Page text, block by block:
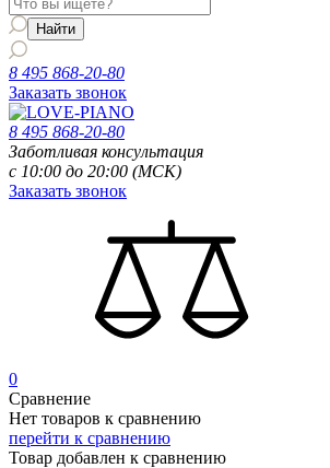
8 495 868-20-80
Заказать звонок
8 495 868-20-80
Заботливая консультация
с 10:00 до 20:00 (МСК)
Заказать звонок
0
Сравнение
Нет товаров к сравнению
перейти к сравнению
Товар добавлен к сравнению